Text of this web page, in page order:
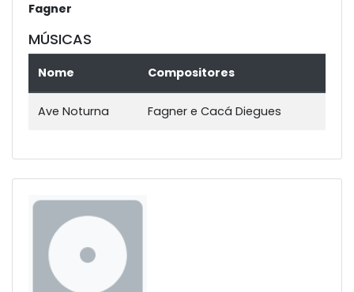
Fagner
MÚSICAS
Nome Compositores
Ave Noturna Fagner e Cacá Diegues